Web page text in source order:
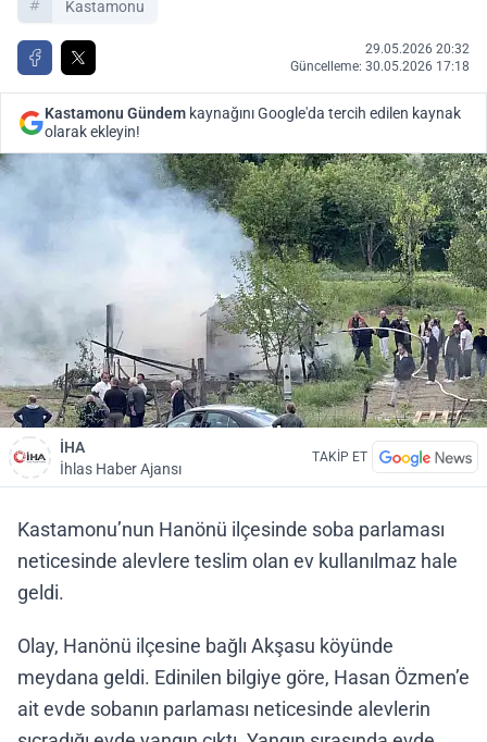
Kastamonu
29.05.2026 20:32
Güncelleme: 30.05.2026 17:18
Kastamonu Gündem kaynağını Google'da tercih edilen kaynak
olarak ekleyin!
İHA
İhlas Haber Ajansı
TAKİP ET
Kastamonu’nun Hanönü ilçesinde soba parlaması
neticesinde alevlere teslim olan ev kullanılmaz hale
geldi.
Olay, Hanönü ilçesine bağlı Akşasu köyünde
meydana geldi. Edinilen bilgiye göre, Hasan Özmen’e
ait evde sobanın parlaması neticesinde alevlerin